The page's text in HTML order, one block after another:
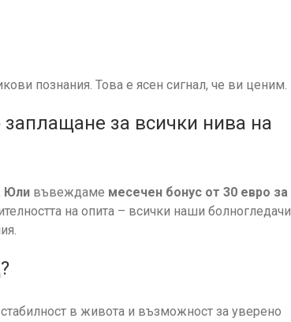
познания. Това е ясен сигнал, че ви ценим.
за всички нива на
Юли въвеждаме месечен бонус от 30 евро за
на опита – всички наши болногледачи
в живота и възможност за уверено